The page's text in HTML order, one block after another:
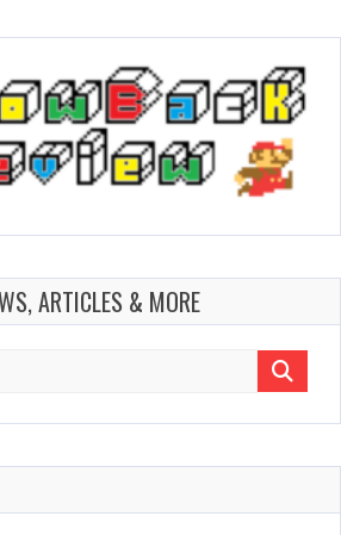
ARTICLES & MORE